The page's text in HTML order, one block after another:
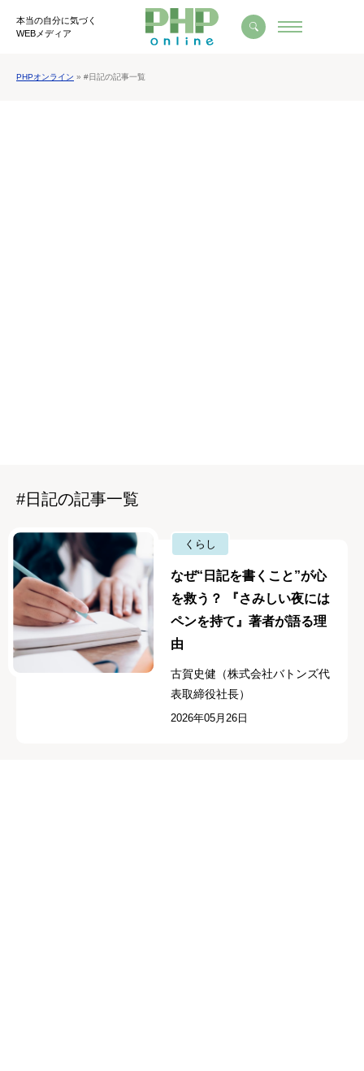
本当の自分に気づく
WEBメディア
PHPオンライン » #日記の記事一覧
#日記の記事一覧
くらし
なぜ“日記を書くこと”が心
を救う？ 『さみしい夜には
ペンを持て』著者が語る理
由
古賀史健（株式会社バトンズ代
表取締役社長）
2026年05月26日